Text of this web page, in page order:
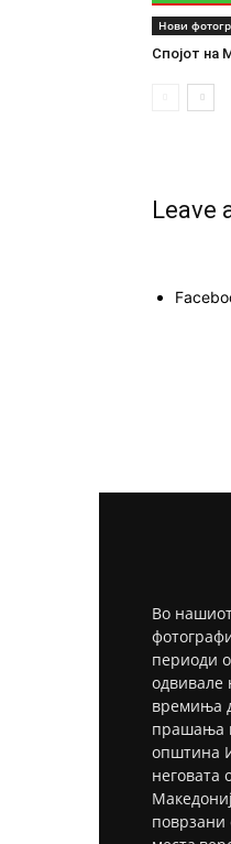
Нови
Спојот на
Leave
Во
периоди
одвивале
времиња
прашања
општина
неговата
поврзани